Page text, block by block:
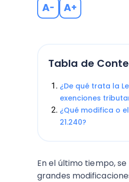
A- A+
Tabla de
¿De qué trata la
exenciones
¿Qué modifica o
21.240?
En el último tiempo,
grandes